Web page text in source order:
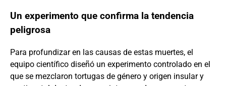
Un experimento que confirma la tendencia
peligrosa
Para profundizar en las causas de estas muertes, el
equipo científico diseñó un experimento controlado en el
que se mezclaron tortugas de género y origen insular y